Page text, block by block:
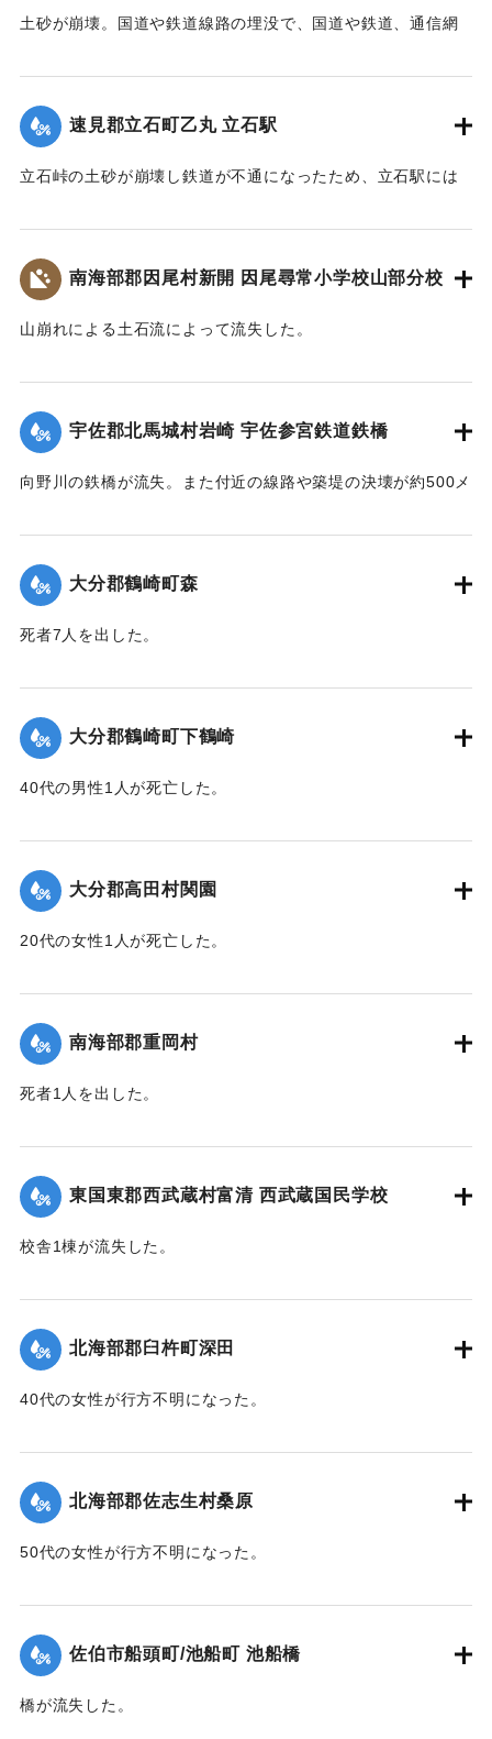
事にも拘らず、宇佐市史に記録されることもなく、多くの市
のは、「北馬城の昔をたずねる会」の皆さんでした。その活
動に対して改めて敬意を表します。
令和五年はこの災害から八十年目の節目の年に当たりま
碑を建立します。
遺族関係者一同
｜固有コード:
土砂が崩壊。国道や鉄道線路の埋没で、国道や鉄道、通信網
会をを開いて災害復旧対策を協議した。22日には、町民を総
動員して立石峠の鉄道線路と国道の復旧作業に着手した。昼
夜兼行の奮闘のかいあって23日午前中には、早くも列車の開
及んだが、食事は、すべて婦人会員の炊き出しによってまか
め車馬が通行できるようになったのは10月3日であった。
文化研究会 松原保則氏の報告による）】
｜固有コード:00481072
速見郡立石町乙丸 立石駅
立石峠の土砂が崩壊し鉄道が不通になったため、立石駅には
であるから乗客の中には多くの応召兵も含まれていた。立石
駅付近の街は浸水し濁流が洗っていたが、立石町長は、婦人
会員を召集して炊き出しをし、列車の乗客に配給した。
【出典：山香町誌（山香町誌刊行会、1982）（おおいた石造
南海部郡因尾村新開 因尾尋常小学校山部分校
山崩れによる土石流によって流失した。
｜固有コード:
宇佐郡北馬城村岩崎 宇佐参宮鉄道鉄橋
向野川の鉄橋が流失。また付近の線路や築堤の決壊が約500メ
｜固有コード:
大分郡鶴崎町森
死者7人を出した。
｜固有コード:00481068
大分郡鶴崎町下鶴崎
40代の男性1人が死亡した。
｜固有コード:00481069
大分郡高田村関園
20代の女性1人が死亡した。
｜固有コード: 00481070
南海部郡重岡村
死者1人を出した。
｜固有コード: 00481062
東国東郡西武蔵村富清 西武蔵国民学校
校舎1棟が流失した。
｜固有コード: 00481063
北海部郡臼杵町深田
40代の女性が行方不明になった。
｜固有コード: 00481064
北海部郡佐志生村桑原
50代の女性が行方不明になった。
｜固有コード: 00481065
佐伯市船頭町/池船町 池船橋
橋が流失した。